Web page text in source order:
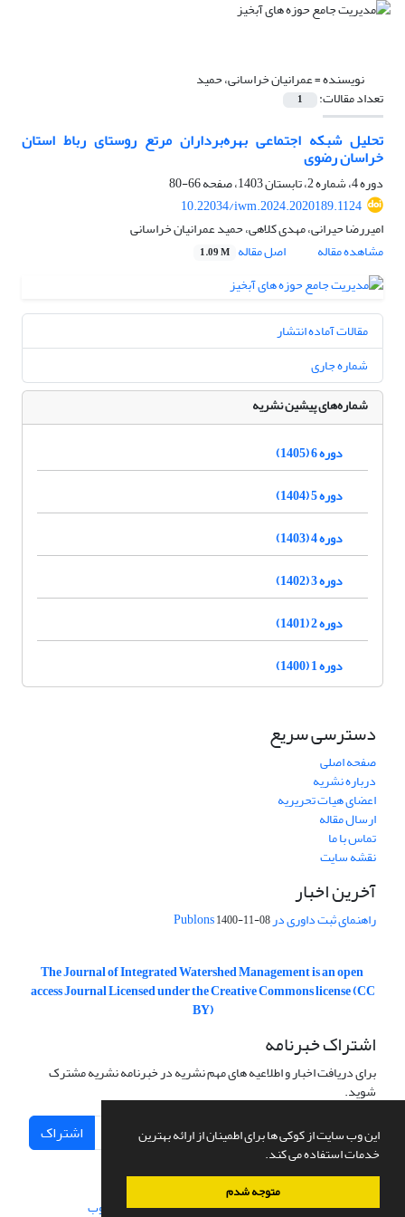
این وب سایت از کوکی ها برای اطمینان از ارائه بهترین
خدمات استفاده می کند.
متوجه شدم
نویسنده =عمرانیان خراسانی، حمید
تعداد مقالات: 1
تحلیل شبکه اجتماعی بهره‌برداران مرتع روستای رباط استان
خراسان رضوی
دوره 4، شماره 2، تابستان 1403، صفحه
66-80
10.22034/iwm.2024.2020189.1124
امیررضا حیرانی، مهدی کلاهی، حمید عمرانیان خراسانی
مشاهده مقاله
اصل مقاله 1.09 M
مقالات آماده انتشار
شماره جاری
شماره‌های پیشین نشریه
دوره 6 (1405)
دوره 5 (1404)
دوره 4 (1403)
دوره 3 (1402)
دوره 2 (1401)
دوره 1 (1400)
دسترسی سریع
صفحه اصلی
درباره نشریه
اعضای هیات تحریریه
ارسال مقاله
تماس با ما
نقشه سایت
آخرین اخبار
راهنمای ثبت داوری در Publons1400-11-08
The Journal of Integrated Watershed Management is an open
access Journal Licensed under the Creative Commons license (CC
BY)
اشتراک خبرنامه
برای دریافت اخبار و اطلاعیه های مهم نشریه در خبرنامه نشریه مشترک
شوید.
اشتراک
سامانه مدیریت نشریات علمی.طراحی و پیاده سازی از سیناوب